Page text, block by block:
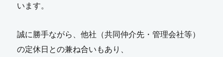
います。
誠に勝手ながら、他社（共同仲介先・管理会社等）
の定休日との兼ね合いもあり、